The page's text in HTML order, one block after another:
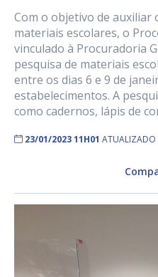
Com o objetivo de auxiliar
materiais escolares, o
vinculado à Procuradoria
pesquisa de materiais
entre os dias 6 e 9 de
estabelecimentos. A
como cadernos, lápis de
23/01/2023 11H01 ATUALIZADO